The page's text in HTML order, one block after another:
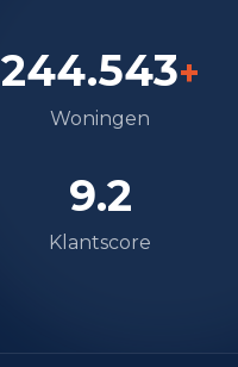
244.543+
Woningen
9.2
Klantscore